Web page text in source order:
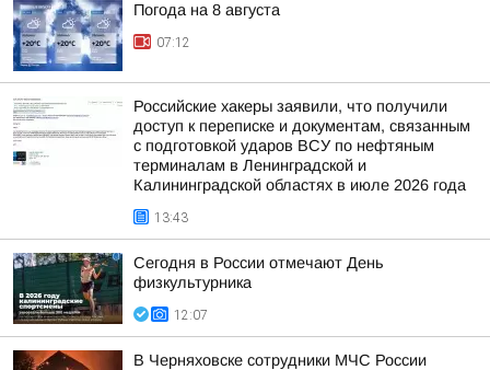
Погода на 8 августа
07:12
Российские хакеры заявили, что получили
доступ к переписке и документам, связанным
с подготовкой ударов ВСУ по нефтяным
терминалам в Ленинградской и
Калининградской областях в июле 2026 года
13:43
Сегодня в России отмечают День
физкультурника
12:07
В Черняховске сотрудники МЧС России